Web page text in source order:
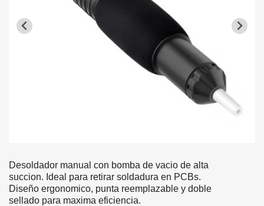
Desoldador manual con bomba de vacio de alta
succion. Ideal para retirar soldadura en PCBs.
Diseño ergonomico, punta reemplazable y doble
sellado para maxima eficiencia.